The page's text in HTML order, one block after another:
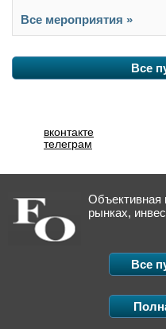
Все мероприятия »
Все
вконтакте
телеграм
рынках,
Все